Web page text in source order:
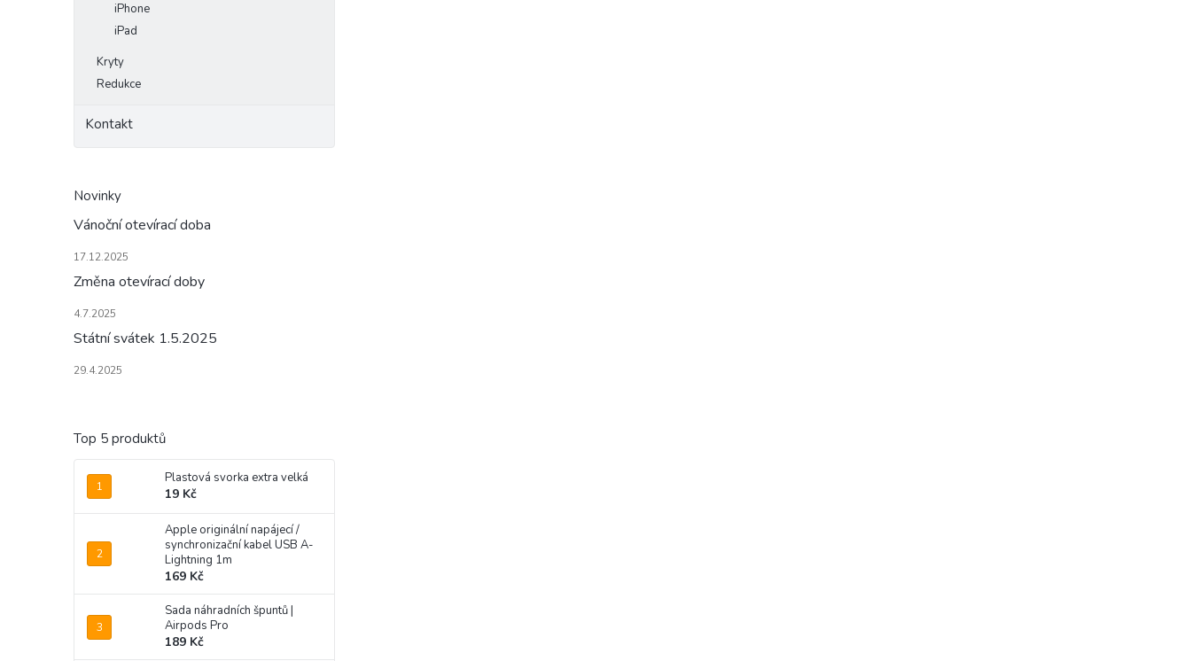
iPhone
iPad
Kryty
Redukce
Kontakt
Novinky
Vánoční otevírací doba
17.12.2025
Změna otevírací doby
4.7.2025
Státní svátek 1.5.2025
29.4.2025
Top 5 produktů
Plastová svorka extra velká
19 Kč
Apple originální napájecí /
synchronizační kabel USB A-
Lightning 1m
169 Kč
Sada náhradních špuntů |
Airpods Pro
189 Kč